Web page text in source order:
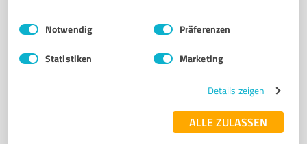
Impressum Datenschutzbestimmungen
Einwilligungsauswahl
Notwendig Präferenzen
Statistiken Marketing
Details zeigen
ALLE ZULASSEN
ONLINE MARKETING PERSONALGEWINNUNG MITARBEITERGEWINNUNG
Alte Biberacher Str. 51, 88433 Schemmerhofen
info@bewerber-magnet.de
0,00 / 5,00